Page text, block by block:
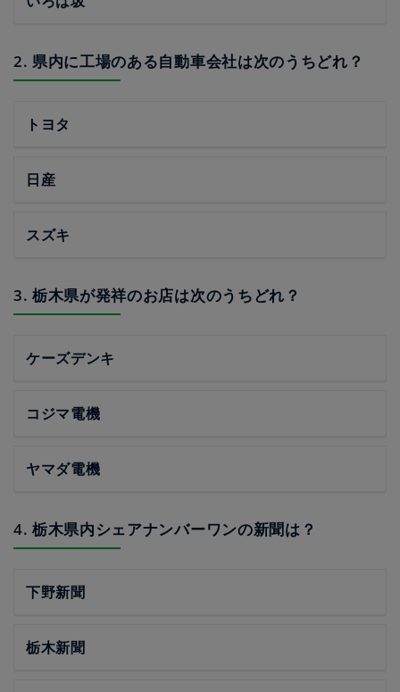
2. 県内に工場のある自動車会社は次のうちどれ？
トヨタ
日産
スズキ
3. 栃木県が発祥のお店は次のうちどれ？
ケーズデンキ
コジマ電機
ヤマダ電機
4. 栃木県内シェアナンバーワンの新聞は？
下野新聞
栃木新聞